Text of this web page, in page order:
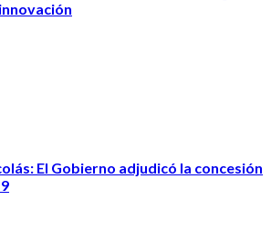
El Gobierno adjudicó la concesión